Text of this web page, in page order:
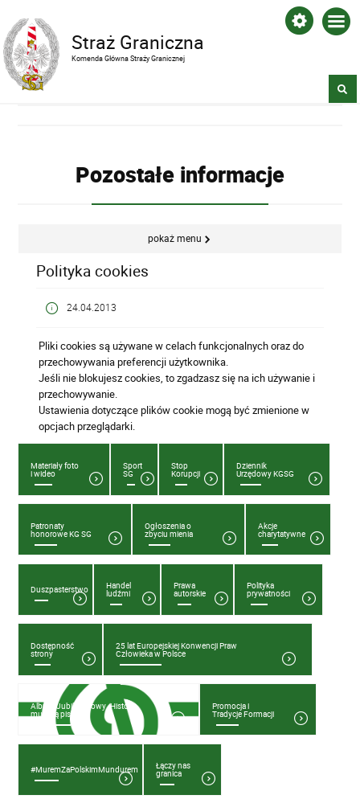
Straż Graniczna
Komenda Główna Straży Granicznej
Pozostałe informacje
pokaż menu
Polityka cookies
24.04.2013
Pliki cookies są używane w celach funkcjonalnych oraz do
przechowywania preferencji użytkownika.
Jeśli nie blokujesz cookies, to zgadzasz się na ich używanie i
przechowywanie.
Ustawienia dotyczące plików cookie mogą być zmienione w
opcjach przeglądarki.
Materiały foto
i wideo
Sport
SG
Stop
Korupcji
Dziennik
Urzędowy KGSG
Patronaty
honorowe KG SG
Ogłoszenia o
zbyciu mienia
Akcje
charytatywne
Duszpasterstwo Handel
ludźmi
Prawa
autorskie
Polityka
prywatności
Dostępność
strony
25 lat Europejskiej Konwencji Praw
Człowieka w Polsce
Album Jubileuszowy „Historia
muzyką pisana”
Promocja i
Tradycje Formacji
#MuremZaPolskimMundurem Łączy nas
granica